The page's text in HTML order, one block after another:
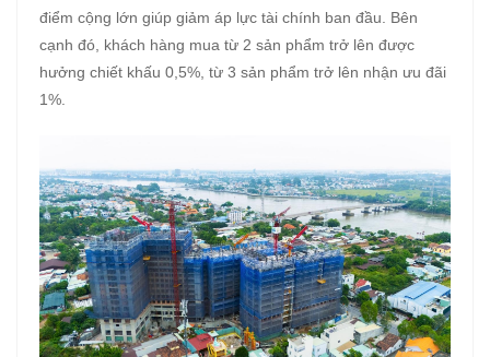
điểm cộng lớn giúp giảm áp lực tài chính ban đầu. Bên
cạnh đó, khách hàng mua từ 2 sản phẩm trở lên được
hưởng chiết khấu 0,5%, từ 3 sản phẩm trở lên nhận ưu đãi
1%.